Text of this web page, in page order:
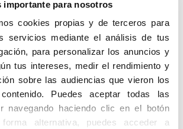
importante para nosotros
cookies propias y de terceros para
servicios mediante el análisis de tus
para personalizar los anuncios y
tus intereses, medir el rendimiento y
sobre las audiencias que vieron los
Puedes aceptar todas las
navegando haciendo clic en el botón
forma alternativa, puedes acceder a
del CEJC participanIssac Benzaquén
Mendoza y Gómez de Valugera,
y la Fundación Cultural Ángel Herrera Oria;
Osoro,cardenal arzobispo de Madrid.
y analista de relaciones
Portero Rodríguez, de la
de Vitoria, quien abra el curso docente
y dolor en la Historia
la asistencia en la dirección de